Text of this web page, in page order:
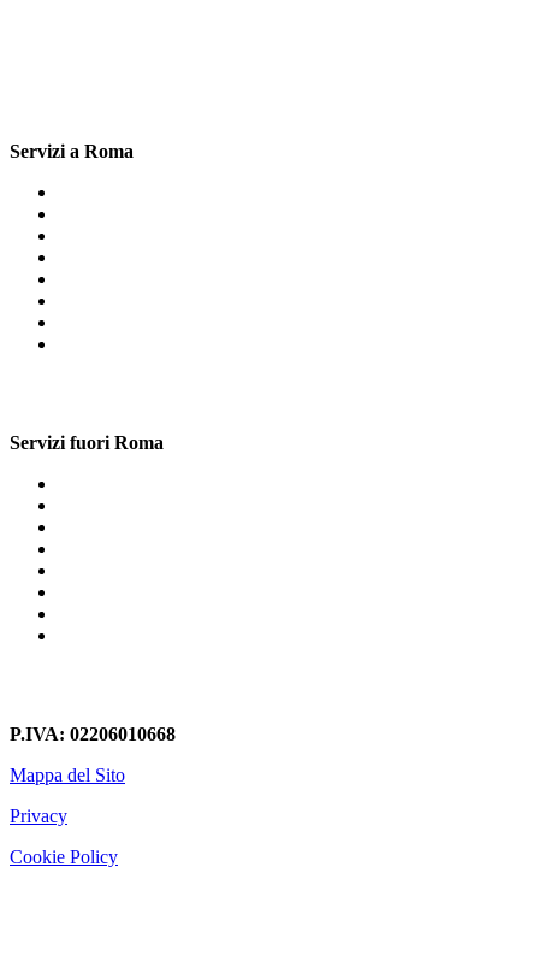
Servizi a Roma
Servizi fuori Roma
P.IVA: 02206010668
Mappa del Sito
Privacy
Cookie Policy